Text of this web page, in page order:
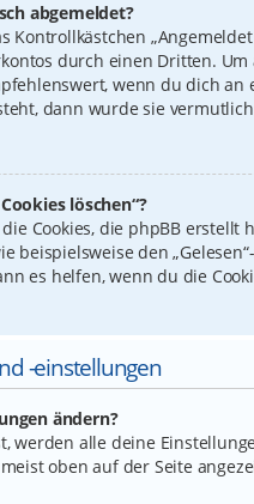
abgemeldet?
Kontrollkästchen
durch einen Dritten.
wenn du dich
dann wurde sie
löschen“?
die Cookies, die phpBB
beispielsweise den
es helfen, wenn du die
-einstellungen
ändern?
werden alle deine
oben auf der Seite